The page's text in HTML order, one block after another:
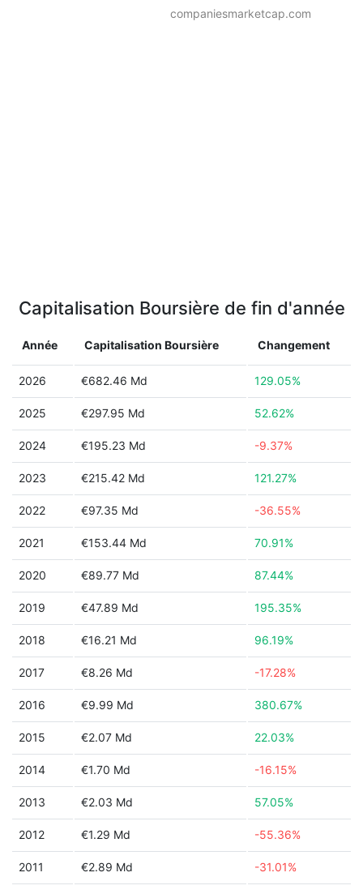
companiesmarketcap.com
Capitalisation Boursière de fin d'année
Année Capitalisation Boursière Changement
2026 €682.46 Md 129.05%
2025 €297.95 Md 52.62%
2024 €195.23 Md -9.37%
2023 €215.42 Md 121.27%
2022 €97.35 Md -36.55%
2021 €153.44 Md 70.91%
2020 €89.77 Md 87.44%
2019 €47.89 Md 195.35%
2018 €16.21 Md 96.19%
2017 €8.26 Md -17.28%
2016 €9.99 Md 380.67%
2015 €2.07 Md 22.03%
2014 €1.70 Md -16.15%
2013 €2.03 Md 57.05%
2012 €1.29 Md -55.36%
2011 €2.89 Md -31.01%